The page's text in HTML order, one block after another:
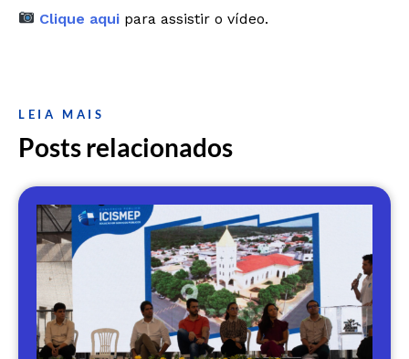
Clique aqui para assistir o vídeo.
LEIA MAIS
Posts relacionados